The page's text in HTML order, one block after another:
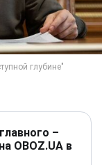
–
OBOZ.UA в